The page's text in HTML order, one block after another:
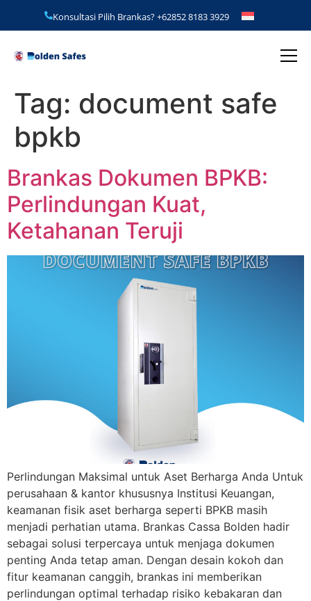
Konsultasi Pilih Brankas?+62852 8183 3929
Tag: document safe
bpkb
Brankas Dokumen BPKB:
Perlindungan Kuat,
Ketahanan Teruji
Perlindungan Maksimal untuk Aset Berharga Anda Untuk
perusahaan & kantor khususnya Institusi Keuangan,
keamanan fisik aset berharga seperti BPKB masih
menjadi perhatian utama. Brankas Cassa Bolden hadir
sebagai solusi terpercaya untuk menjaga dokumen
penting Anda tetap aman. Dengan desain kokoh dan
fitur keamanan canggih, brankas ini memberikan
perlindungan optimal terhadap risiko kebakaran dan